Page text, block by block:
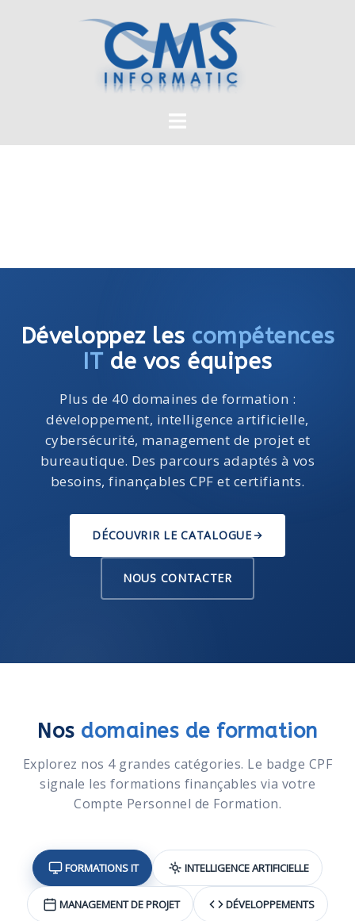
Développez les compétences
IT de vos équipes
Plus de 40 domaines de formation :
développement, intelligence artificielle,
cybersécurité, management de projet et
bureautique. Des parcours adaptés à vos
besoins, finançables CPF et certifiants.
DÉCOUVRIR LE CATALOGUE
NOUS CONTACTER
Nos domaines de formation
Explorez nos 4 grandes catégories. Le badge CPF
signale les formations finançables via votre
Compte Personnel de Formation.
FORMATIONS IT INTELLIGENCE ARTIFICIELLE
MANAGEMENT DE PROJET DÉVELOPPEMENTS